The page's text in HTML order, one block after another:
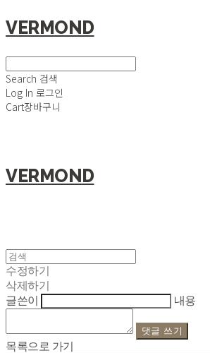
VERMOND
Search 검색
Log In 로그인
Cart장바구니
VERMOND
수정하기
삭제하기
글쓴이
내용
댓글 쓰기
목록으로 가기